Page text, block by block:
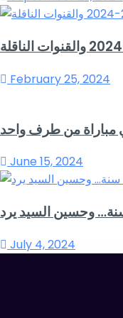
February 25, 2024
June 15, 2024
July 4, 2024